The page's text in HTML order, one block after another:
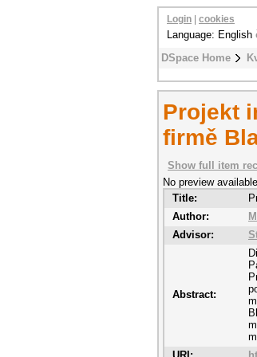
DSpace Home
Login cookies
Language: English
Projekt
firmě
Show full item
No preview available
Title:
Author:
Advisor:
Abstract: